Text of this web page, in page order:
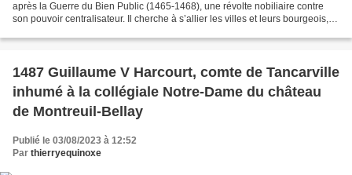
après la Guerre du Bien Public (1465-1468), une révolte nobiliaire contre
son pouvoir centralisateur. Il cherche à s’allier les villes et leurs bourgeois,
1487 Guillaume V Harcourt, comte de Tancarville
inhumé à la collégiale Notre-Dame du château
de Montreuil-Bellay
Publié le 03/08/2023 à 12:52
Par thierryequinoxe